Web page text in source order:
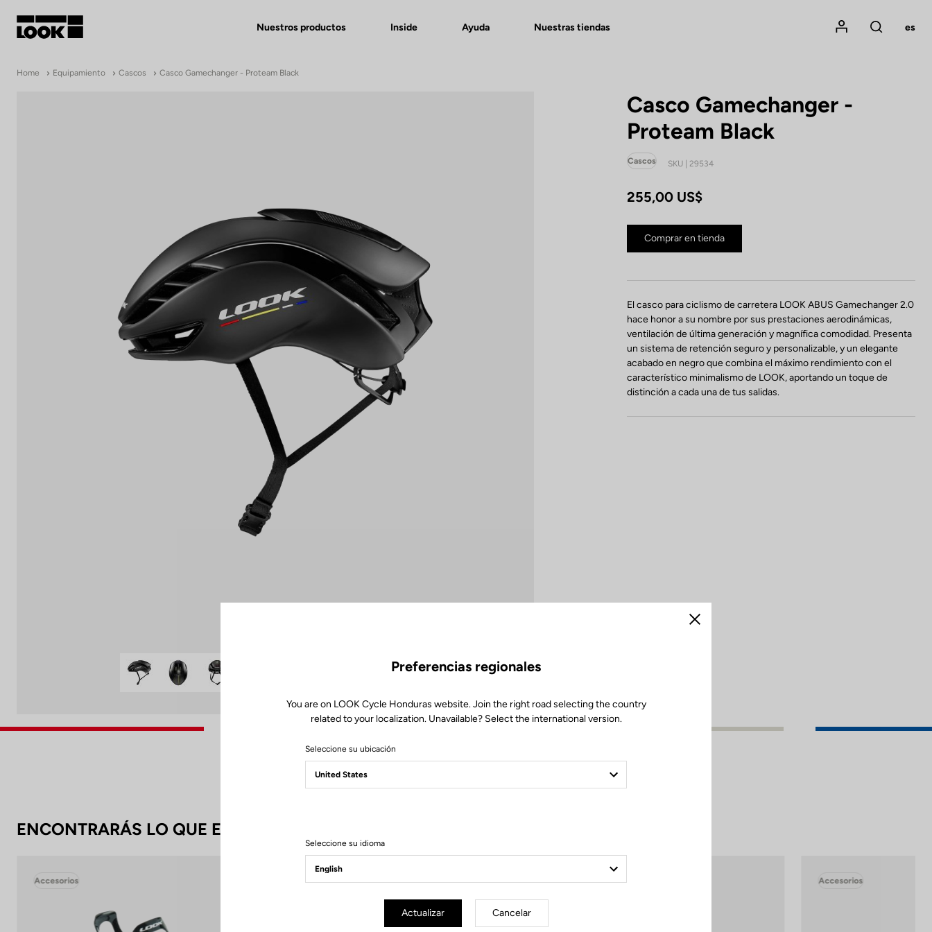
Nuestros productos Inside Ayuda Nuestras tiendas
Mon compte
Rechercher
es
Home Equipamiento Cascos Casco Gamechanger - Proteam Black
Casco Gamechanger -
Proteam Black
Cascos SKU | 29534
255,00 US$
Comprar en tienda
El casco para ciclismo de carretera LOOK ABUS Gamechanger 2.0
hace honor a su nombre por sus prestaciones aerodinámicas,
ventilación de última generación y magnífica comodidad. Presenta
un sistema de retención seguro y personalizable, y un elegante
acabado en negro que combina el máximo rendimiento con el
característico minimalismo de LOOK, aportando un toque de
distinción a cada una de tus salidas.
ENCONTRARÁS LO QUE ESTÁS BUSCANDO
Accesorios Accesorios Accesorios Accesorios
Cerrar
Preferencias regionales
You are on LOOK Cycle Honduras website. Join the right road selecting the country
related to your localization. Unavailable? Select the international version.
Seleccione su ubicación
Seleccione su idioma
Actualizar Cancelar